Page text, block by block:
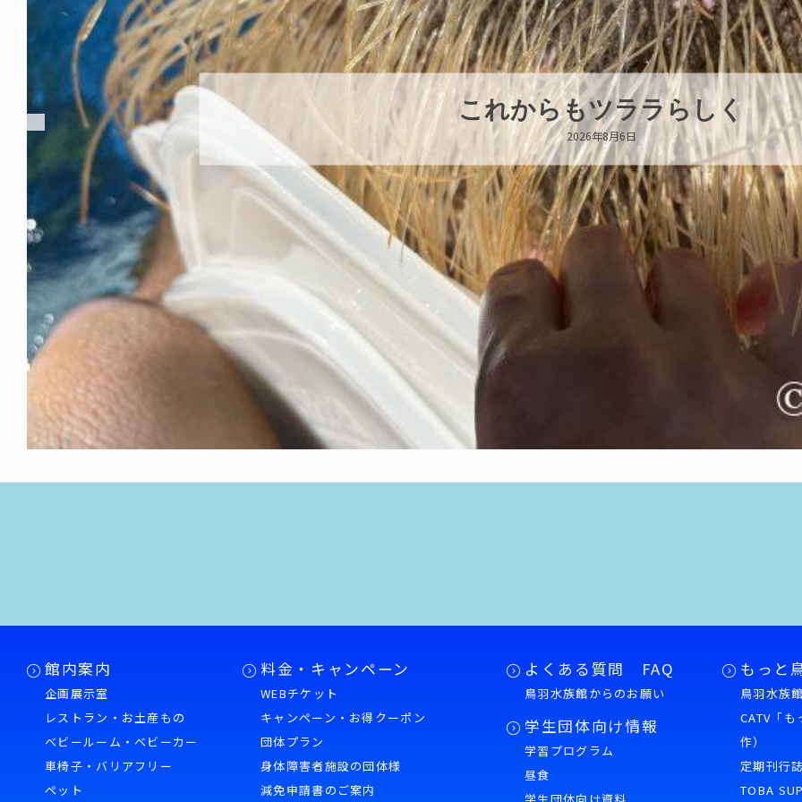
ハロー’s
2026年8月6日
館内案内
企画展示室
レストラン・お土産もの
ベビールーム・ベビーカー
車椅子・バリアフリー
ペット
料金・キャンペーン
WEBチケット
キャンペーン・お得クーポン
団体プラン
身体障害者施設の団体様
減免申請書のご案内
よくある質問 FAQ
鳥羽水族館からのお願い
学生団体向け情報
学習プログラム
昼食
もっと
鳥羽水族
CATV「
作）
定期刊行
TOBA